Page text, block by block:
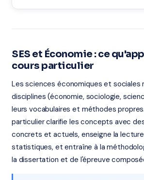
SES et Économie : ce
cours particulier
Les sciences économiques et sociales
disciplines (économie, sociologie,
leurs vocabulaires et méthodes
particulier clarifie les concepts avec
concrets et actuels, enseigne la
statistiques, et entraîne à la
la dissertation et de l'épreuve